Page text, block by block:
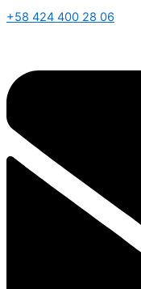
+58 424 400 28 06